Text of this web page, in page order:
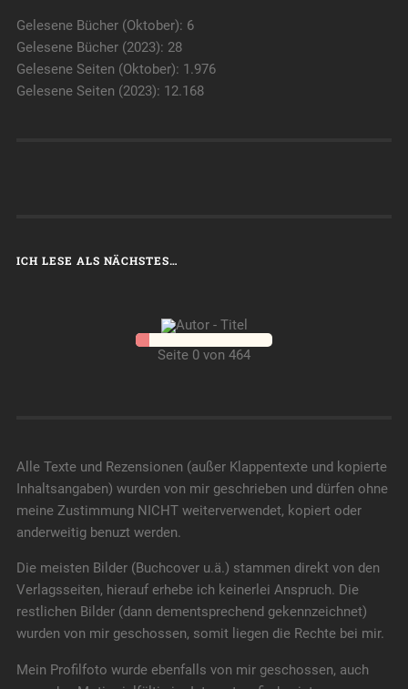
Gelesene Bücher (Oktober): 6
Gelesene Bücher (2023): 28
Gelesene Seiten (Oktober): 1.976
Gelesene Seiten (2023): 12.168
ICH LESE ALS NÄCHSTES…
Seite 0 von 464
Alle Texte und Rezensionen (außer Klappentexte und kopierte
Inhaltsangaben) wurden von mir geschrieben und dürfen ohne
meine Zustimmung NICHT weiterverwendet, kopiert oder
anderweitig benuzt werden.
Die meisten Bilder (Buchcover u.ä.) stammen direkt von den
Verlagsseiten, hierauf erhebe ich keinerlei Anspruch. Die
restlichen Bilder (dann dementsprechend gekennzeichnet)
wurden von mir geschossen, somit liegen die Rechte bei mir.
Mein Profilfoto wurde ebenfalls von mir geschossen, auch